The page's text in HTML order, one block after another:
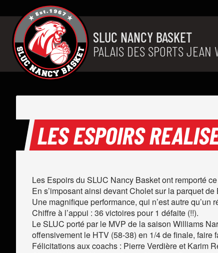
Aller au contenu
SLUC NANCY BASKET
PALAIS DES SPORTS JEAN
LES ESPOIRS
Les Espoirs du SLUC Nancy Basket ont remporté
En s’imposant ainsi devant Cholet sur la parquet
Une magnifique performance, qui n’est autre
Chiffre à l’appui : 36 victoires pour 1 défaite (!!).
Le SLUC porté par le MVP de la saison Williams
offensivement le HTV (58-38) en 1/4 de finale,
Félicitations aux coachs : Pierre Verdière et Karim